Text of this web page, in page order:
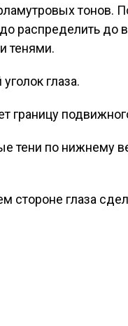
тонов.
распределить до
тенями.
глаза.
границу
тени по нижнему
стороне глаза